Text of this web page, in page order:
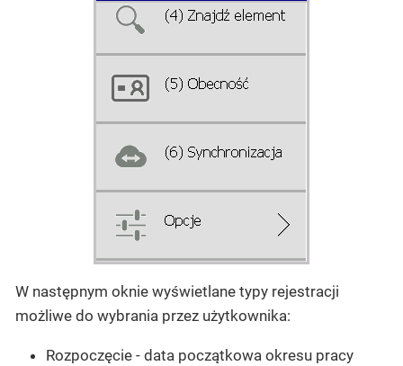
W następnym oknie wyświetlane typy rejestracji
możliwe do wybrania przez użytkownika:
Rozpoczęcie - data początkowa okresu pracy